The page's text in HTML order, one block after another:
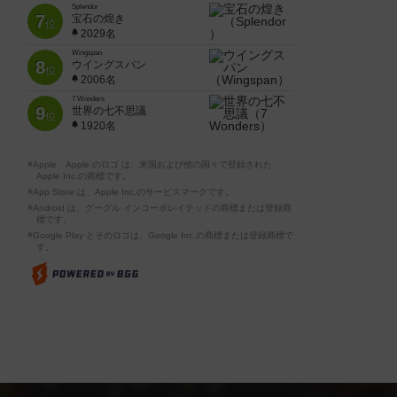
7位
Splendor
宝石の煌き
2029名
8位
Wingspan
ウイングスパン
2006名
9位
7 Wonders
世界の七不思議
1920名
※Apple、Apple のロゴ は、米国および他の国々で登録された
Apple Inc.の商標です。
※App Store は、Apple Inc.のサービスマークです。
※Android は、グーグル インコーポレイテッドの商標または登録商
標です。
※Google Play とそのロゴは、Google Inc.の商標または登録商標で
す。